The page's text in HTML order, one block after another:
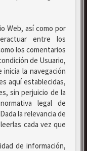
Web, así como por
entre los
los comentarios
de Usuario,
la navegación
aquí establecidas,
sin perjuicio de la
legal de
la relevancia de
cada vez que
de información,